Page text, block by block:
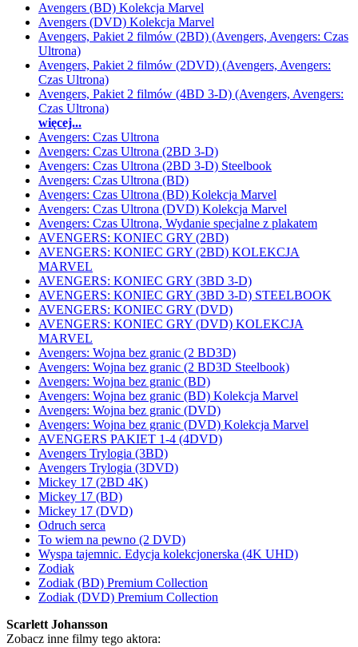
Avengers (BD) Kolekcja Marvel
Avengers (DVD) Kolekcja Marvel
Avengers, Pakiet 2 filmów (2BD) (Avengers, Avengers: Czas
Ultrona)
Avengers, Pakiet 2 filmów (2DVD) (Avengers, Avengers:
Czas Ultrona)
Avengers, Pakiet 2 filmów (4BD 3-D) (Avengers, Avengers:
Czas Ultrona)
więcej...
Avengers: Czas Ultrona
Avengers: Czas Ultrona (2BD 3-D)
Avengers: Czas Ultrona (2BD 3-D) Steelbook
Avengers: Czas Ultrona (BD)
Avengers: Czas Ultrona (BD) Kolekcja Marvel
Avengers: Czas Ultrona (DVD) Kolekcja Marvel
Avengers: Czas Ultrona, Wydanie specjalne z plakatem
AVENGERS: KONIEC GRY (2BD)
AVENGERS: KONIEC GRY (2BD) KOLEKCJA
MARVEL
AVENGERS: KONIEC GRY (3BD 3-D)
AVENGERS: KONIEC GRY (3BD 3-D) STEELBOOK
AVENGERS: KONIEC GRY (DVD)
AVENGERS: KONIEC GRY (DVD) KOLEKCJA
MARVEL
Avengers: Wojna bez granic (2 BD3D)
Avengers: Wojna bez granic (2 BD3D Steelbook)
Avengers: Wojna bez granic (BD)
Avengers: Wojna bez granic (BD) Kolekcja Marvel
Avengers: Wojna bez granic (DVD)
Avengers: Wojna bez granic (DVD) Kolekcja Marvel
AVENGERS PAKIET 1-4 (4DVD)
Avengers Trylogia (3BD)
Avengers Trylogia (3DVD)
Mickey 17 (2BD 4K)
Mickey 17 (BD)
Mickey 17 (DVD)
Odruch serca
To wiem na pewno (2 DVD)
Wyspa tajemnic. Edycja kolekcjonerska (4K UHD)
Zodiak
Zodiak (BD) Premium Collection
Zodiak (DVD) Premium Collection
Scarlett Johansson
Zobacz inne filmy tego aktora: